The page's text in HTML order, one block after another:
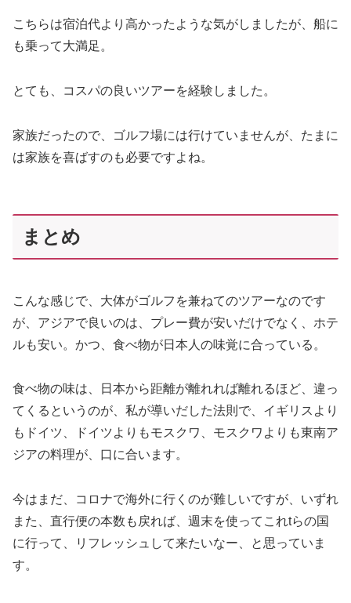
こちらは宿泊代より高かったような気がしましたが、船に
も乗って大満足。
とても、コスパの良いツアーを経験しました。
家族だったので、ゴルフ場には行けていませんが、たまに
は家族を喜ばすのも必要ですよね。
まとめ
こんな感じで、大体がゴルフを兼ねてのツアーなのです
が、アジアで良いのは、プレー費が安いだけでなく、ホテ
ルも安い。かつ、食べ物が日本人の味覚に合っている。
食べ物の味は、日本から距離が離れれば離れるほど、違っ
てくるというのが、私が導いだした法則で、イギリスより
もドイツ、ドイツよりもモスクワ、モスクワよりも東南ア
ジアの料理が、口に合います。
今はまだ、コロナで海外に行くのが難しいですが、いずれ
また、直行便の本数も戻れば、週末を使ってこれtらの国
に行って、リフレッシュして来たいなー、と思っていま
す。